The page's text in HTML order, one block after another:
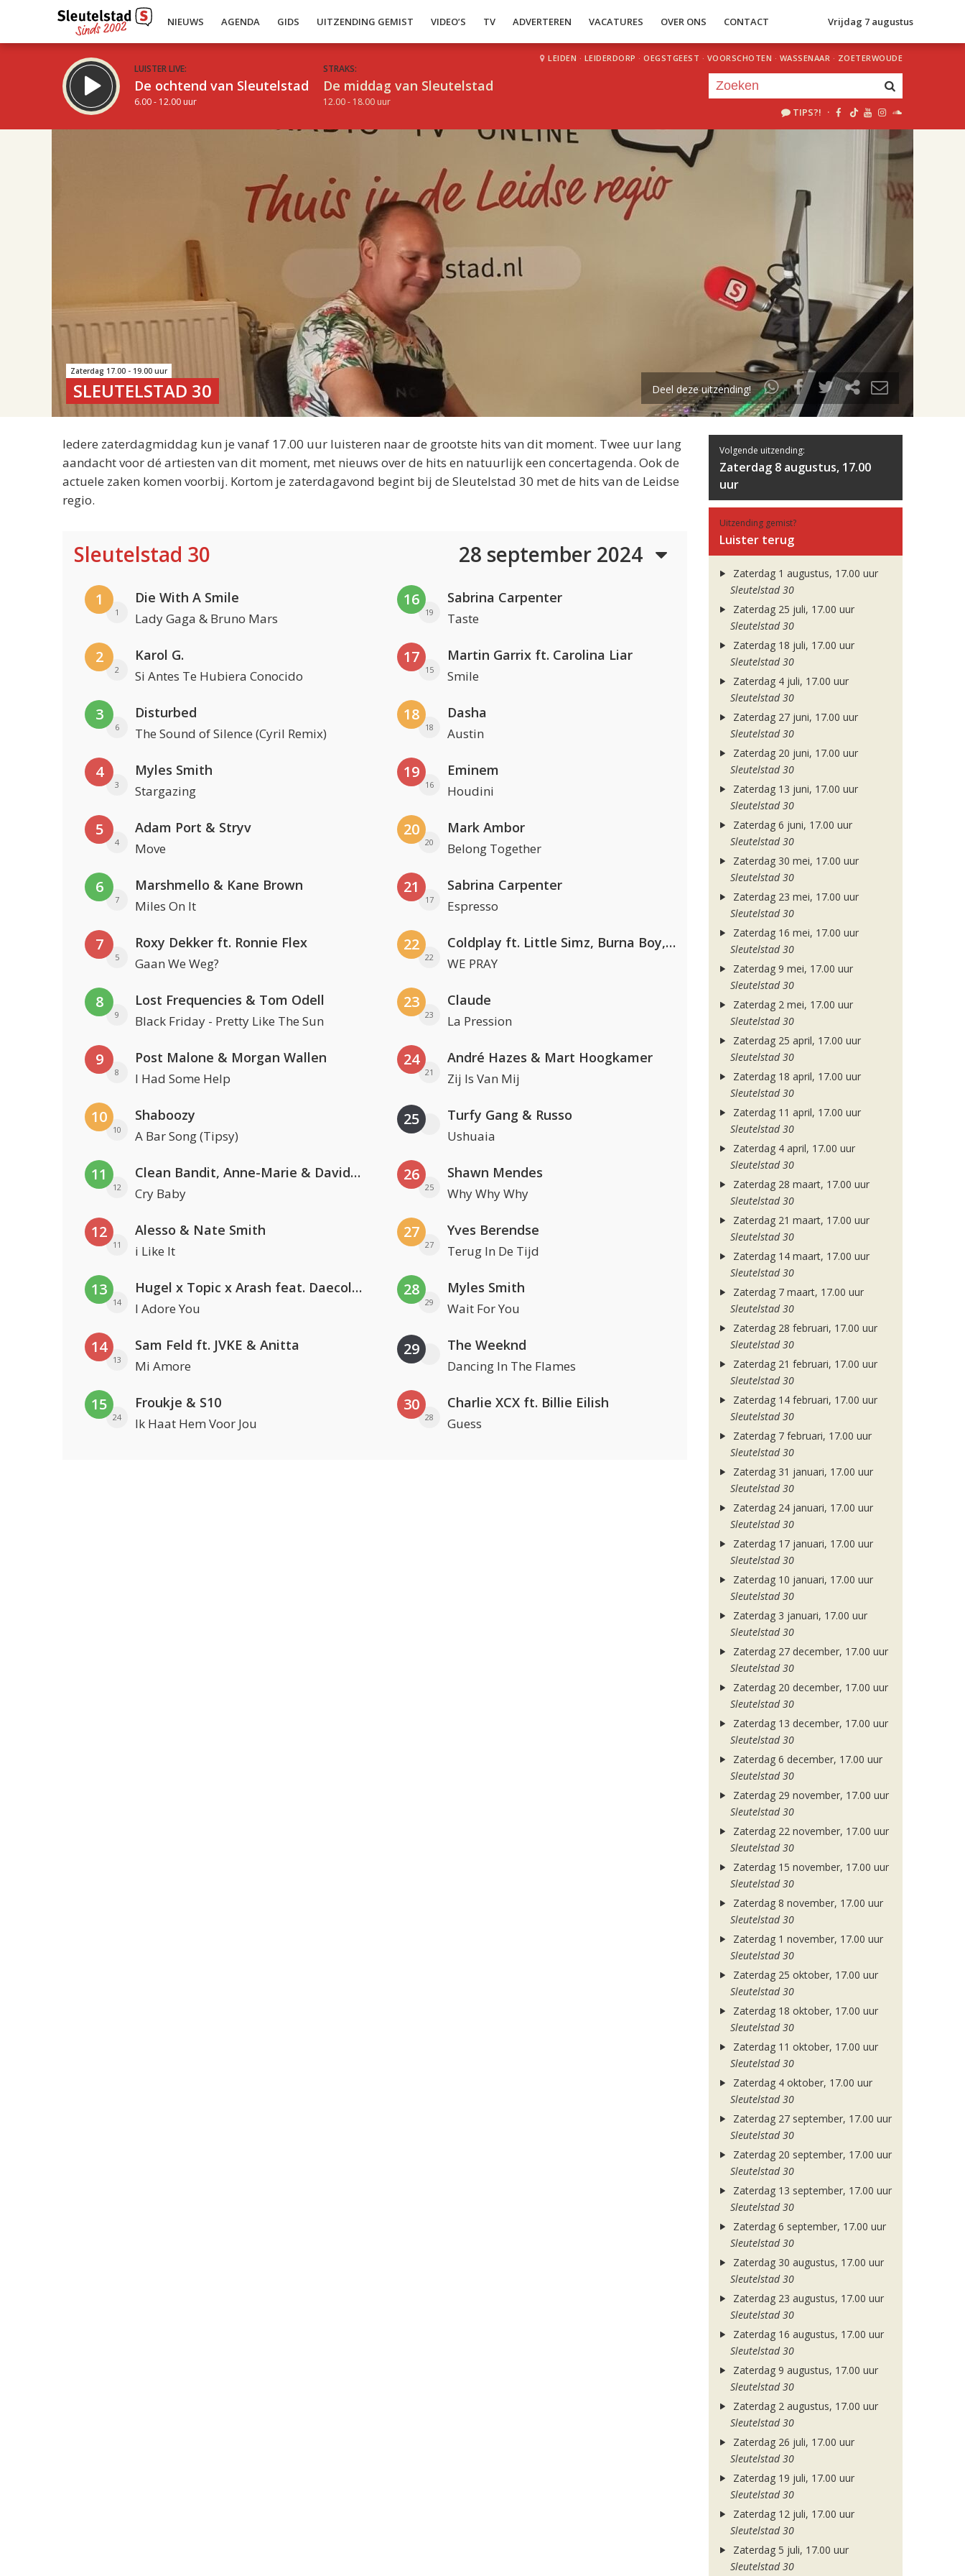
NIEUWS AGENDA GIDS UITZENDING GEMIST VIDEO’S TV ADVERTEREN VACATURES OVER ONS CONTACT Vrijdag 7 augustus
LUISTER LIVE:
De ochtend van Sleutelstad
6.00 - 12.00 uur
STRAKS:
De middag van Sleutelstad
12.00 - 18.00 uur
LEIDEN · LEIDERDORP · OEGSTGEEST · VOORSCHOTEN · WASSENAAR · ZOETERWOUDE
TIPS?! ·
uur 1 van 2
Volgend uur
Zaterdag 17.00 - 19.00 uur
SLEUTELSTAD 30 Deel deze uitzending!
Iedere zaterdagmiddag kun je vanaf 17.00 uur luisteren naar de grootste hits van dit moment. Twee uur lang
aandacht voor dé artiesten van dit moment, met nieuws over de hits en natuurlijk een concertagenda. Ook de
actuele zaken komen voorbij. Kortom je zaterdagavond begint bij de Sleutelstad 30 met de hits van de Leidse
regio.
Sleutelstad 30 28 september 2024
1
1
Die With A Smile
Lady Gaga & Bruno Mars
2
2
Karol G.
Si Antes Te Hubiera Conocido
3
6
Disturbed
The Sound of Silence (Cyril Remix)
4
3
Myles Smith
Stargazing
5
4
Adam Port & Stryv
Move
6
7
Marshmello & Kane Brown
Miles On It
7
5
Roxy Dekker ft. Ronnie Flex
Gaan We Weg?
8
9
Lost Frequencies & Tom Odell
Black Friday - Pretty Like The Sun
9
8
Post Malone & Morgan Wallen
I Had Some Help
10
10
Shaboozy
A Bar Song (Tipsy)
11
12
Clean Bandit, Anne-Marie & David Guetta
Cry Baby
12
11
Alesso & Nate Smith
i Like It
13
14
Hugel x Topic x Arash feat. Daecolm
I Adore You
14
13
Sam Feld ft. JVKE & Anitta
Mi Amore
15
24
Froukje & S10
Ik Haat Hem Voor Jou
16
19
Sabrina Carpenter
Taste
17
15
Martin Garrix ft. Carolina Liar
Smile
18
18
Dasha
Austin
19
16
Eminem
Houdini
20
20
Mark Ambor
Belong Together
21
17
Sabrina Carpenter
Espresso
22
22
Coldplay ft. Little Simz, Burna Boy, Elyanna & Tini
WE PRAY
23
23
Claude
La Pression
24
21
André Hazes & Mart Hoogkamer
Zij Is Van Mij
25 Turfy Gang & Russo
Ushuaia
26
25
Shawn Mendes
Why Why Why
27
27
Yves Berendse
Terug In De Tijd
28
29
Myles Smith
Wait For You
29 The Weeknd
Dancing In The Flames
30
28
Charlie XCX ft. Billie Eilish
Guess
Volgende uitzending:
Zaterdag 8 augustus, 17.00
uur
Uitzending gemist?
Luister terug
Zaterdag 1 augustus, 17.00 uur
Sleutelstad 30
Zaterdag 25 juli, 17.00 uur
Sleutelstad 30
Zaterdag 18 juli, 17.00 uur
Sleutelstad 30
Zaterdag 4 juli, 17.00 uur
Sleutelstad 30
Zaterdag 27 juni, 17.00 uur
Sleutelstad 30
Zaterdag 20 juni, 17.00 uur
Sleutelstad 30
Zaterdag 13 juni, 17.00 uur
Sleutelstad 30
Zaterdag 6 juni, 17.00 uur
Sleutelstad 30
Zaterdag 30 mei, 17.00 uur
Sleutelstad 30
Zaterdag 23 mei, 17.00 uur
Sleutelstad 30
Zaterdag 16 mei, 17.00 uur
Sleutelstad 30
Zaterdag 9 mei, 17.00 uur
Sleutelstad 30
Zaterdag 2 mei, 17.00 uur
Sleutelstad 30
Zaterdag 25 april, 17.00 uur
Sleutelstad 30
Zaterdag 18 april, 17.00 uur
Sleutelstad 30
Zaterdag 11 april, 17.00 uur
Sleutelstad 30
Zaterdag 4 april, 17.00 uur
Sleutelstad 30
Zaterdag 28 maart, 17.00 uur
Sleutelstad 30
Zaterdag 21 maart, 17.00 uur
Sleutelstad 30
Zaterdag 14 maart, 17.00 uur
Sleutelstad 30
Zaterdag 7 maart, 17.00 uur
Sleutelstad 30
Zaterdag 28 februari, 17.00 uur
Sleutelstad 30
Zaterdag 21 februari, 17.00 uur
Sleutelstad 30
Zaterdag 14 februari, 17.00 uur
Sleutelstad 30
Zaterdag 7 februari, 17.00 uur
Sleutelstad 30
Zaterdag 31 januari, 17.00 uur
Sleutelstad 30
Zaterdag 24 januari, 17.00 uur
Sleutelstad 30
Zaterdag 17 januari, 17.00 uur
Sleutelstad 30
Zaterdag 10 januari, 17.00 uur
Sleutelstad 30
Zaterdag 3 januari, 17.00 uur
Sleutelstad 30
Zaterdag 27 december, 17.00 uur
Sleutelstad 30
Zaterdag 20 december, 17.00 uur
Sleutelstad 30
Zaterdag 13 december, 17.00 uur
Sleutelstad 30
Zaterdag 6 december, 17.00 uur
Sleutelstad 30
Zaterdag 29 november, 17.00 uur
Sleutelstad 30
Zaterdag 22 november, 17.00 uur
Sleutelstad 30
Zaterdag 15 november, 17.00 uur
Sleutelstad 30
Zaterdag 8 november, 17.00 uur
Sleutelstad 30
Zaterdag 1 november, 17.00 uur
Sleutelstad 30
Zaterdag 25 oktober, 17.00 uur
Sleutelstad 30
Zaterdag 18 oktober, 17.00 uur
Sleutelstad 30
Zaterdag 11 oktober, 17.00 uur
Sleutelstad 30
Zaterdag 4 oktober, 17.00 uur
Sleutelstad 30
Zaterdag 27 september, 17.00 uur
Sleutelstad 30
Zaterdag 20 september, 17.00 uur
Sleutelstad 30
Zaterdag 13 september, 17.00 uur
Sleutelstad 30
Zaterdag 6 september, 17.00 uur
Sleutelstad 30
Zaterdag 30 augustus, 17.00 uur
Sleutelstad 30
Zaterdag 23 augustus, 17.00 uur
Sleutelstad 30
Zaterdag 16 augustus, 17.00 uur
Sleutelstad 30
Zaterdag 9 augustus, 17.00 uur
Sleutelstad 30
Zaterdag 2 augustus, 17.00 uur
Sleutelstad 30
Zaterdag 26 juli, 17.00 uur
Sleutelstad 30
Zaterdag 19 juli, 17.00 uur
Sleutelstad 30
Zaterdag 12 juli, 17.00 uur
Sleutelstad 30
Zaterdag 5 juli, 17.00 uur
Sleutelstad 30